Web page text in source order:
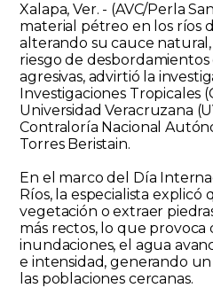
Xalapa, Ver. - (AVC/Perla
material pétreo en los ríos
alterando su cauce
riesgo de
agresivas, advirtió la
Investigaciones Tropicales
Universidad Veracruzana
Contraloría Nacional
Torres Beristain.
En el marco del Día
Ríos, la especialista explicó
vegetación o extraer
más rectos, lo que provoca
inundaciones, el agua
e intensidad, generando
las poblaciones cercanas.